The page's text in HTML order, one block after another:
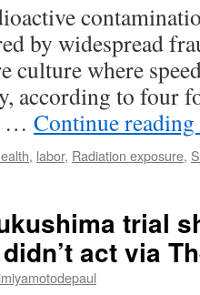
by widespread
culture where
according to four
… Continue reading
, labor, Radiation exposure,
trial
act via